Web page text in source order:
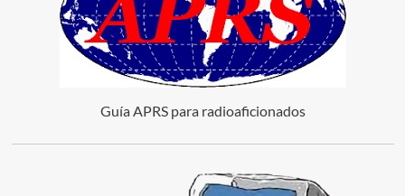
Guía APRS para radioaficionados